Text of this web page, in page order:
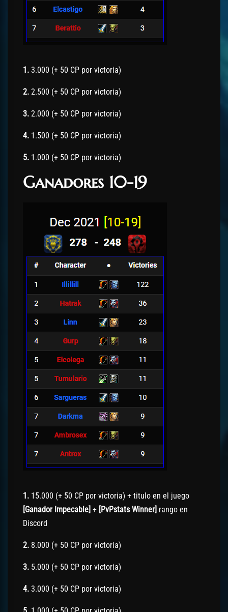
1. 3.000 (+ 50 CP por victoria)
2. 2.500 (+ 50 CP por victoria)
3. 2.000 (+ 50 CP por victoria)
4. 1.500 (+ 50 CP por victoria)
5. 1.000 (+ 50 CP por victoria)
Ganadores 10-19
1. 15.000 (+ 50 CP por victoria) + titulo en el juego
[Ganador Impecable] + [PvPstats Winner] rango en
Discord
2. 8.000 (+ 50 CP por victoria)
3. 5.000 (+ 50 CP por victoria)
4. 3.000 (+ 50 CP por victoria)